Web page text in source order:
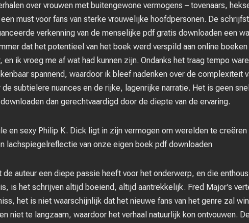
over vrouwen met buitengewone vermogens – tovenaars,
must voor fans van sterke vrouwelijke hoofdpersonen. De
verkenning van de menselijke pdf gratis downloaden een
dat het potentieel van het boek werd verspild aan online
en ik vroeg me af wat had kunnen zijn. Ondanks het traag tempo
spannend, waardoor ik bleef nadenken over de complexiteit
subtielere nuances en de rijke, lagenrijke narratie. Het is geen
dan gerechtvaardigd door de diepte van de ervaring.
en sexy Philip K. Dick ligt in zijn vermogen om werelden te
lachspiegelreflectie van onze eigen boek pdf downloaden
auteur een diepe passie heeft voor het onderwerp, en die
is het schrijven altijd boeiend, altijd aantrekkelijk. Fred Major’s
het is niet waarschijnlijk dat het nieuwe fans van het genre zal
niet te langzaam, waardoor het verhaal natuurlijk kon ontvouwen.